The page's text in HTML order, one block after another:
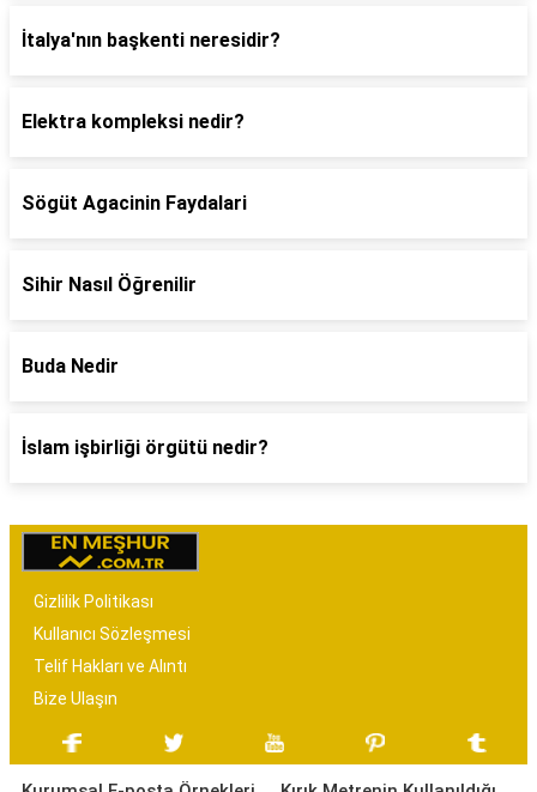
İtalya'nın başkenti neresidir?
Elektra kompleksi nedir?
Sögüt Agacinin Faydalari
Sihir Nasıl Öğrenilir
Buda Nedir
İslam işbirliği örgütü nedir?
Gizlilik Politikası
Kullanıcı Sözleşmesi
Telif Hakları ve Alıntı
Bize Ulaşın